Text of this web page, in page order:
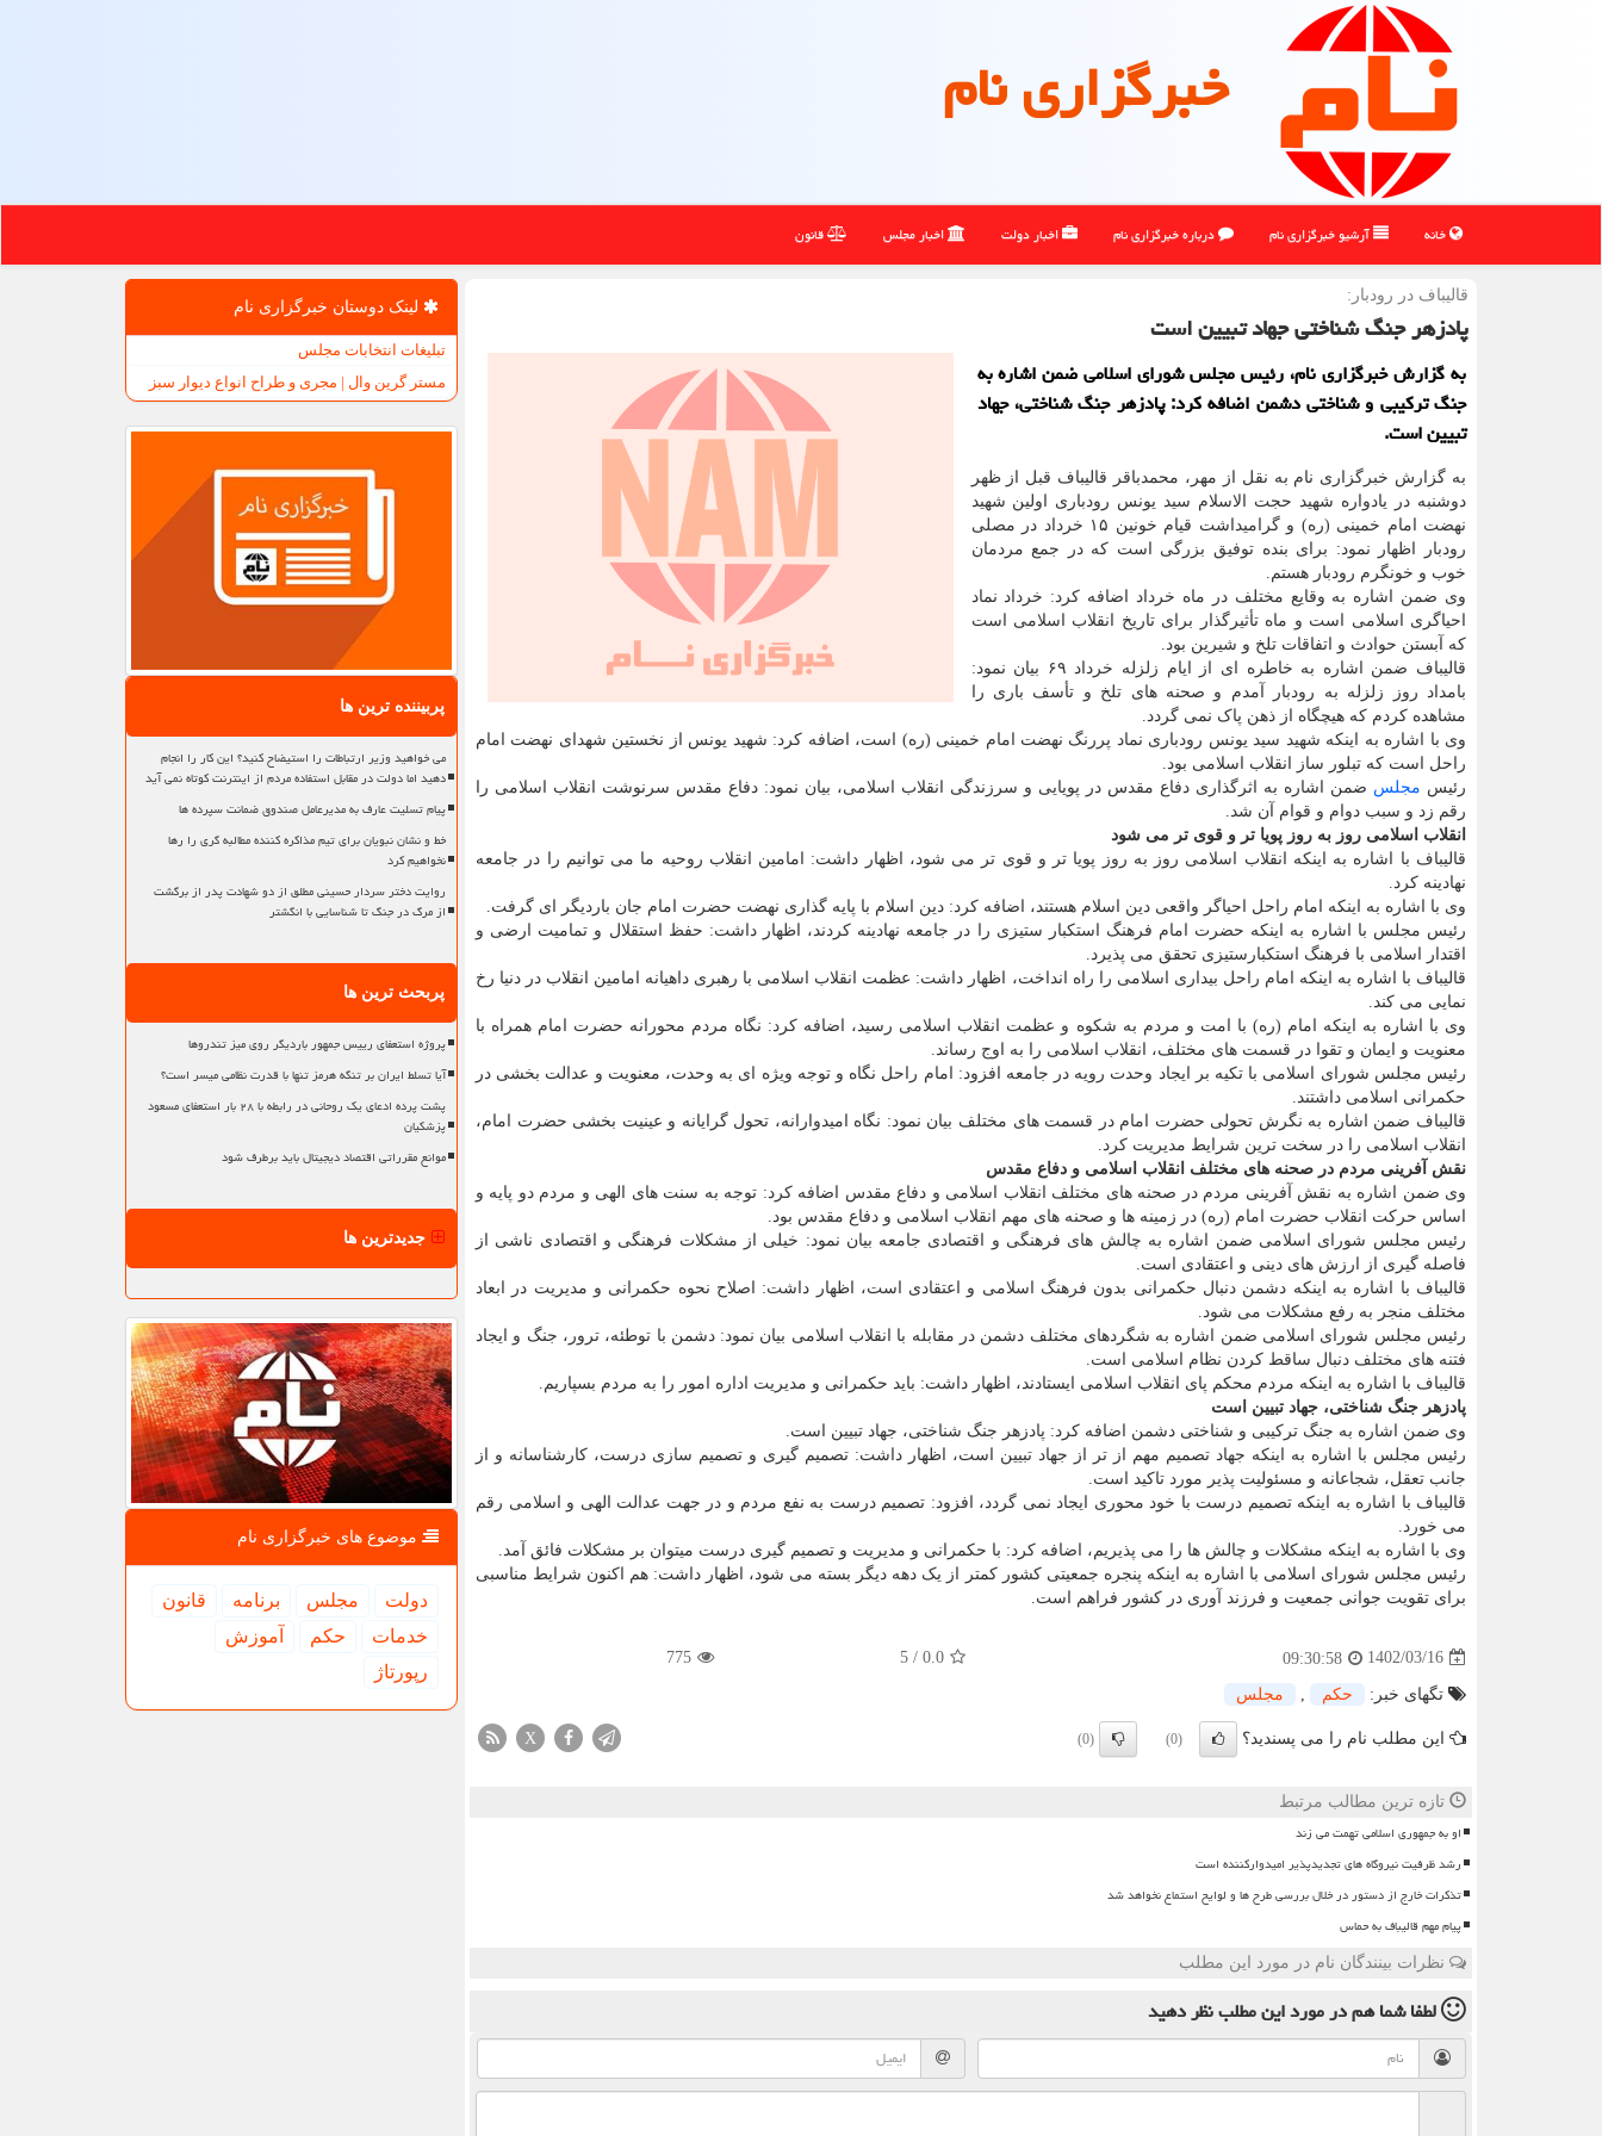
خبرگزاری نام
خانه آرشیو خبرگزاری نام درباره خبرگزاری نام اخبار دولت اخبار مجلس قانون
قالیباف در رودبار:
پادزهر جنگ شناختی جهاد تبیین است
به گزارش خبرگزاری نام، رئیس مجلس شورای اسلامی ضمن اشاره به
جنگ ترکیبی و شناختی دشمن اضافه کرد: پادزهر جنگ شناختی، جهاد
تبیین است.
به گزارش خبرگزاری نام به نقل از مهر، محمدباقر قالیباف قبل از ظهر
دوشنبه در یادواره شهید حجت الاسلام سید یونس رودباری اولین شهید
نهضت امام خمینی (ره) و گرامیداشت قیام خونین ۱۵ خرداد در مصلی
رودبار اظهار نمود: برای بنده توفیق بزرگی است که در جمع مردمان
خوب و خونگرم رودبار هستم.
وی ضمن اشاره به وقایع مختلف در ماه خرداد اضافه کرد: خرداد نماد
احیاگری اسلامی است و ماه تأثیرگذار برای تاریخ انقلاب اسلامی است
که آبستن حوادث و اتفاقات تلخ و شیرین بود.
قالیباف ضمن اشاره به خاطره ای از ایام زلزله خرداد ۶۹ بیان نمود:
بامداد روز زلزله به رودبار آمدم و صحنه های تلخ و تأسف باری را
مشاهده کردم که هیچگاه از ذهن پاک نمی گردد.
وی با اشاره به اینکه شهید سید یونس رودباری نماد پررنگ نهضت امام خمینی (ره) است، اضافه کرد: شهید یونس از نخستین شهدای نهضت امام
راحل است که تبلور ساز انقلاب اسلامی بود.
رئیس مجلس ضمن اشاره به اثرگذاری دفاع مقدس در پویایی و سرزندگی انقلاب اسلامی، بیان نمود: دفاع مقدس سرنوشت انقلاب اسلامی را
رقم زد و سبب دوام و قوام آن شد.
انقلاب اسلامی روز به روز پویا تر و قوی تر می شود
قالیباف با اشاره به اینکه انقلاب اسلامی روز به روز پویا تر و قوی تر می شود، اظهار داشت: امامین انقلاب روحیه ما می توانیم را در جامعه
نهادینه کرد.
وی با اشاره به اینکه امام راحل احیاگر واقعی دین اسلام هستند، اضافه کرد: دین اسلام با پایه گذاری نهضت حضرت امام جان باردیگر ای گرفت.
رئیس مجلس با اشاره به اینکه حضرت امام فرهنگ استکبار ستیزی را در جامعه نهادینه کردند، اظهار داشت: حفظ استقلال و تمامیت ارضی و
اقتدار اسلامی با فرهنگ استکبارستیزی تحقق می پذیرد.
قالیباف با اشاره به اینکه امام راحل بیداری اسلامی را راه انداخت، اظهار داشت: عظمت انقلاب اسلامی با رهبری داهیانه امامین انقلاب در دنیا رخ
نمایی می کند.
وی با اشاره به اینکه امام (ره) با امت و مردم به شکوه و عظمت انقلاب اسلامی رسید، اضافه کرد: نگاه مردم محورانه حضرت امام همراه با
معنویت و ایمان و تقوا در قسمت های مختلف، انقلاب اسلامی را به اوج رساند.
رئیس مجلس شورای اسلامی با تکیه بر ایجاد وحدت رویه در جامعه افزود: امام راحل نگاه و توجه ویژه ای به وحدت، معنویت و عدالت بخشی در
حکمرانی اسلامی داشتند.
قالیباف ضمن اشاره به نگرش تحولی حضرت امام در قسمت های مختلف بیان نمود: نگاه امیدوارانه، تحول گرایانه و عینیت بخشی حضرت امام،
انقلاب اسلامی را در سخت ترین شرایط مدیریت کرد.
نقش آفرینی مردم در صحنه های مختلف انقلاب اسلامی و دفاع مقدس
وی ضمن اشاره به نقش آفرینی مردم در صحنه های مختلف انقلاب اسلامی و دفاع مقدس اضافه کرد: توجه به سنت های الهی و مردم دو پایه و
اساس حرکت انقلاب حضرت امام (ره) در زمینه ها و صحنه های مهم انقلاب اسلامی و دفاع مقدس بود.
رئیس مجلس شورای اسلامی ضمن اشاره به چالش های فرهنگی و اقتصادی جامعه بیان نمود: خیلی از مشکلات فرهنگی و اقتصادی ناشی از
فاصله گیری از ارزش های دینی و اعتقادی است.
قالیباف با اشاره به اینکه دشمن دنبال حکمرانی بدون فرهنگ اسلامی و اعتقادی است، اظهار داشت: اصلاح نحوه حکمرانی و مدیریت در ابعاد
مختلف منجر به رفع مشکلات می شود.
رئیس مجلس شورای اسلامی ضمن اشاره به شگردهای مختلف دشمن در مقابله با انقلاب اسلامی بیان نمود: دشمن با توطئه، ترور، جنگ و ایجاد
فتنه های مختلف دنبال ساقط کردن نظام اسلامی است.
قالیباف با اشاره به اینکه مردم محکم پای انقلاب اسلامی ایستادند، اظهار داشت: باید حکمرانی و مدیریت اداره امور را به مردم بسپاریم.
پادزهر جنگ شناختی، جهاد تبیین است
وی ضمن اشاره به جنگ ترکیبی و شناختی دشمن اضافه کرد: پادزهر جنگ شناختی، جهاد تبیین است.
رئیس مجلس با اشاره به اینکه جهاد تصمیم مهم از تر از جهاد تبیین است، اظهار داشت: تصمیم گیری و تصمیم سازی درست، کارشناسانه و از
جانب تعقل، شجاعانه و مسئولیت پذیر مورد تاکید است.
قالیباف با اشاره به اینکه تصمیم درست با خود محوری ایجاد نمی گردد، افزود: تصمیم درست به نفع مردم و در جهت عدالت الهی و اسلامی رقم
می خورد.
وی با اشاره به اینکه مشکلات و چالش ها را می پذیریم، اضافه کرد: با حکمرانی و مدیریت و تصمیم گیری درست میتوان بر مشکلات فائق آمد.
رئیس مجلس شورای اسلامی با اشاره به اینکه پنجره جمعیتی کشور کمتر از یک دهه دیگر بسته می شود، اظهار داشت: هم اکنون شرایط مناسبی
برای تقویت جوانی جمعیت و فرزند آوری در کشور فراهم است.
1402/03/16
09:30:58
0.0
/
5
775
تگهای خبر: حكم مجلس
این مطلب نام را می پسندید؟ (0)
(0)
X
تازه ترین مطالب مرتبط
او به جمهوری اسلامی تهمت می زند
رشد ظرفیت نیروگاه های تجدیدپذیر امیدوارکننده است
تذکرات خارج از دستور در خلال بررسی طرح ها و لوایح استماع نخواهد شد
پیام مهم قالیباف به حماس
نظرات بینندگان نام در مورد این مطلب
لطفا شما همدر مورد این مطلبنظر دهید
لینک دوستان خبرگزاری نام
تبلیغات انتخابات مجلس
مستر گرین وال | مجری و طراح انواع دیوار سبز
پربیننده ترین ها
می خواهید وزیر ارتباطات را استیضاح کنید؟ این کار را انجام
دهید اما دولت در مقابل استفاده مردم از اینترنت کوتاه نمی آید
پیام تسلیت عارف به مدیرعامل صندوق ضمانت سپرده ها
خط و نشان نبویان برای تیم مذاکره کننده مطالبه گری را رها
نخواهیم کرد
روایت دختر سردار حسینی مطلق از دو شهادت پدر از برگشت
از مرگ در جنگ تا شناسایی با انگشتر
پربحث ترین ها
پروژه استعفای رییس جمهور باردیگر روی میز تندروها
آیا تسلط ایران بر تنگه هرمز تنها با قدرت نظامی میسر است؟
پشت پرده ادعای یک روحانی در رابطه با ۲۸ بار استعفای مسعود
پزشکیان
موانع مقرراتی اقتصاد دیجیتال باید برطرف شود
جدیدترین ها
موضوع های خبرگزاری نام
دولت مجلس برنامه
قانون
خدمات
حكم
آموزش
رپورتاژ